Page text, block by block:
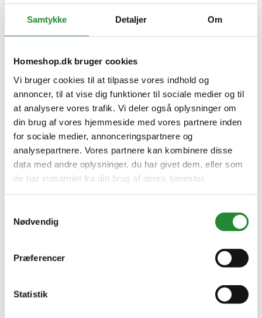
Samtykke Detaljer Om
Homeshop.dk bruger cookies
Vi bruger cookies til at tilpasse vores indhold og
annoncer, til at vise dig funktioner til sociale medier og til
at analysere vores trafik. Vi deler også oplysninger om
din brug af vores hjemmeside med vores partnere inden
for sociale medier, annonceringspartnere og
analysepartnere. Vores partnere kan kombinere disse
data med andre oplysninger, du har givet dem, eller som
de har indsamlet fra din brug af deres tjenester.
Nødvendig
Præferencer
Statistik